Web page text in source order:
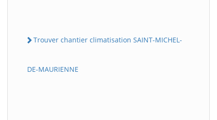
Trouver chantier climatisation SAINT-MICHEL-
DE-MAURIENNE